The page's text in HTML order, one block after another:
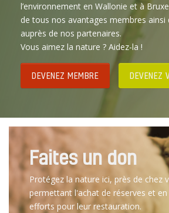
l’environnement en Wallonie et à
de tous nos avantages membres ainsi
auprès de nos partenaires.
Vous aimez la nature ? Aidez-la !
DEVENEZ MEMBRE DEVENEZ
Faites un don
Protégez la nature ici, près de chez
permettant l'achat de réserves et
efforts pour leur restauration.